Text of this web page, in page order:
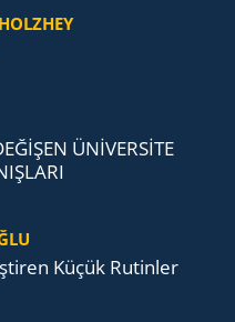
ÜNİVERSİTE
Küçük Ru­tin­ler